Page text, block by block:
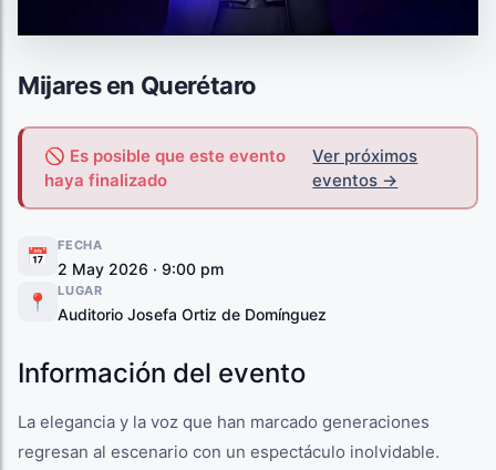
Mijares en Querétaro
🚫 Es posible que este evento
haya finalizado
Ver próximos
eventos →
📅 FECHA
2 May 2026 · 9:00 pm
📍 LUGAR
Auditorio Josefa Ortiz de Domínguez
Información del evento
La elegancia y la voz que han marcado generaciones
regresan al escenario con un espectáculo inolvidable.